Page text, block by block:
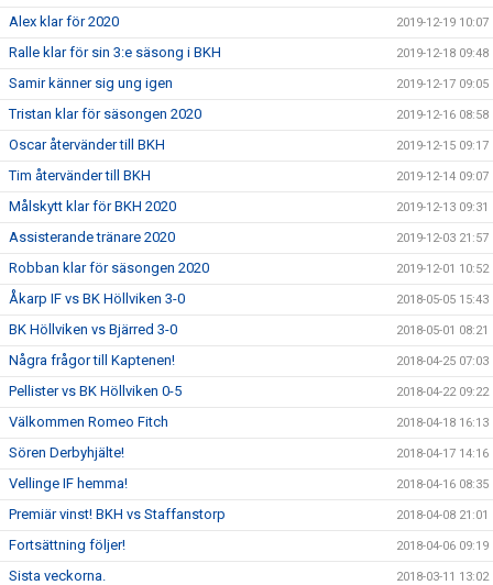
Alex klar för 2020 2019-12-19 10:07
Ralle klar för sin 3:e säsong i BKH 2019-12-18 09:48
Samir känner sig ung igen 2019-12-17 09:05
Tristan klar för säsongen 2020 2019-12-16 08:58
Oscar återvänder till BKH 2019-12-15 09:17
Tim återvänder till BKH 2019-12-14 09:07
Målskytt klar för BKH 2020 2019-12-13 09:31
Assisterande tränare 2020 2019-12-03 21:57
Robban klar för säsongen 2020 2019-12-01 10:52
Åkarp IF vs BK Höllviken 3-0 2018-05-05 15:43
BK Höllviken vs Bjärred 3-0 2018-05-01 08:21
Några frågor till Kaptenen! 2018-04-25 07:03
Pellister vs BK Höllviken 0-5 2018-04-22 09:22
Välkommen Romeo Fitch 2018-04-18 16:13
Sören Derbyhjälte! 2018-04-17 14:16
Vellinge IF hemma! 2018-04-16 08:35
Premiär vinst! BKH vs Staffanstorp 2018-04-08 21:01
Fortsättning följer! 2018-04-06 09:19
Sista veckorna. 2018-03-11 13:02